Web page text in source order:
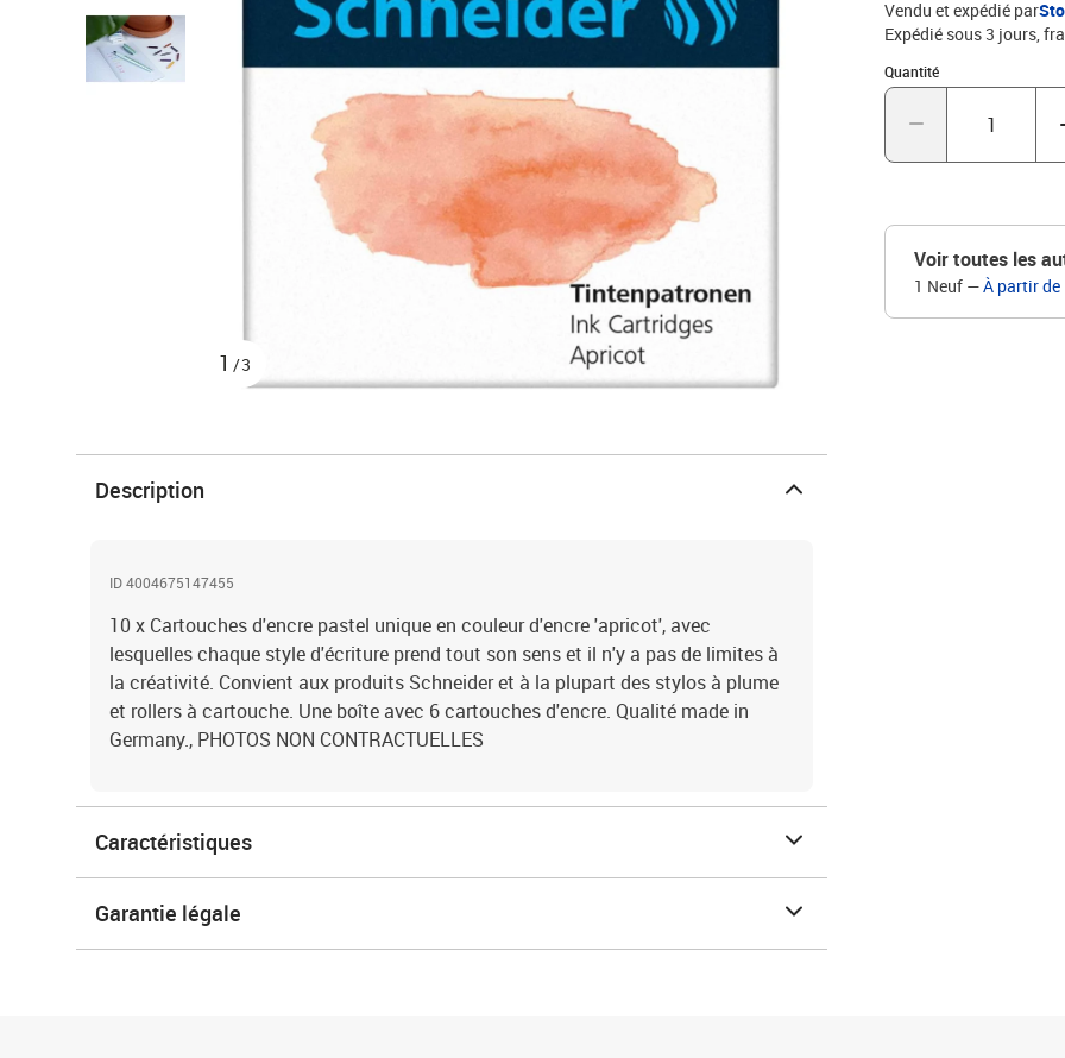
1 /3
Vendu et expédié par
Expédié sous 3 jours,
Quantité
Quantité : 1
Voir toutes les
1 Neuf —À partir de
Description
ID 4004675147455
10 x Cartouches d'encre pastel unique en couleur d'encre 'apricot', avec
lesquelles chaque style d'écriture prend tout son sens et il n'y a pas de limites à
la créativité. Convient aux produits Schneider et à la plupart des stylos à plume
et rollers à cartouche. Une boîte avec 6 cartouches d'encre. Qualité made in
Germany., PHOTOS NON CONTRACTUELLES
Caractéristiques
Garantie légale